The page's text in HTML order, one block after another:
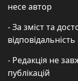
несе автор
- За зміст та
- Редакція не
публікацій